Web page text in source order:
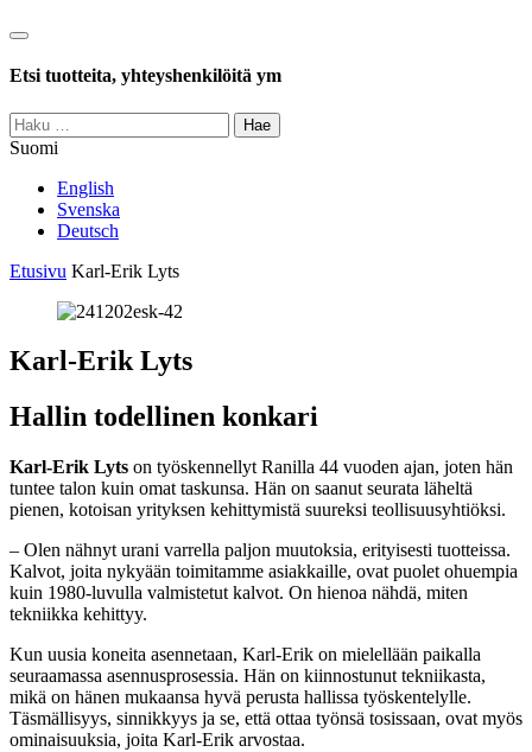
Haku
Etsi tuotteita, yhteyshenkilöitä ym
Haku:
Suomi
English
Svenska
Deutsch
Etusivu Karl-Erik Lyts
Karl-Erik Lyts
Hallin todellinen konkari
Karl-Erik Lyts on työskennellyt Ranilla 44 vuoden ajan, joten hän
tuntee talon kuin omat taskunsa. Hän on saanut seurata läheltä
pienen, kotoisan yrityksen kehittymistä suureksi teollisuusyhtiöksi.
– Olen nähnyt urani varrella paljon muutoksia, erityisesti tuotteissa.
Kalvot, joita nykyään toimitamme asiakkaille, ovat puolet ohuempia
kuin 1980-luvulla valmistetut kalvot. On hienoa nähdä, miten
tekniikka kehittyy.
Kun uusia koneita asennetaan, Karl-Erik on mielellään paikalla
seuraamassa asennusprosessia. Hän on kiinnostunut tekniikasta,
mikä on hänen mukaansa hyvä perusta hallissa työskentelylle.
Täsmällisyys, sinnikkyys ja se, että ottaa työnsä tosissaan, ovat myös
ominaisuuksia, joita Karl-Erik arvostaa.